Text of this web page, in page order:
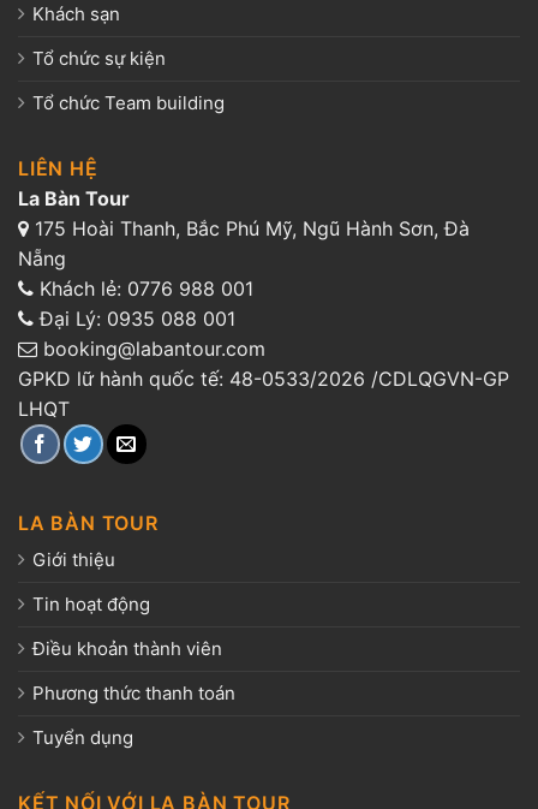
Khách sạn
Tổ chức sự kiện
Tổ chức Team building
LIÊN HỆ
La Bàn Tour
175 Hoài Thanh, Bắc Phú Mỹ, Ngũ Hành Sơn, Đà
Nẵng
Khách lẻ: 0776 988 001
Đại Lý: 0935 088 001
booking@labantour.com
GPKD lữ hành quốc tế: 48-0533/2026 /CDLQGVN-GP
LHQT
LA BÀN TOUR
Giới thiệu
Tin hoạt động
Điều khoản thành viên
Phương thức thanh toán
Tuyển dụng
KẾT NỐI VỚI LA BÀN TOUR